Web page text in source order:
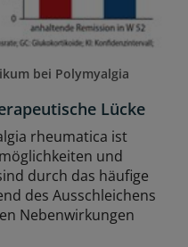
bei Polymyalgia
Lücke
rheumatica ist
und
durch das häufige
des Ausschleichens
Nebenwirkungen